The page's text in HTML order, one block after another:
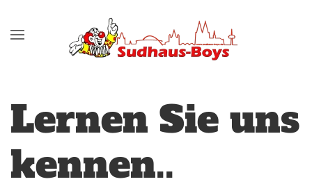
Zum Hauptinhalt springen
Lernen Sie uns
kennen..